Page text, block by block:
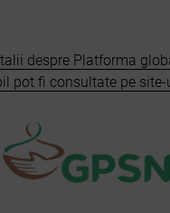
despre Platforma
pot fi consultate pe